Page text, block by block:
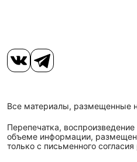
Все материалы, размещенные
Перепечатка,
объеме информации,
только с письменного